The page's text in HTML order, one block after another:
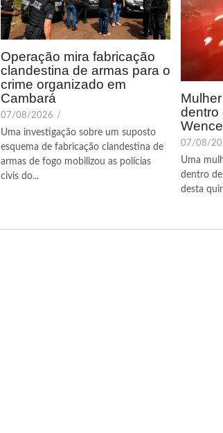
Operação mira fabricação
clandestina de armas para o
crime organizado em
Cambará
07/08/2026 /
Uma investigação sobre um suposto
esquema de fabricação clandestina de
armas de fogo mobilizou as polícias
civis do...
dentro
07/08/
Uma
dentro
desta